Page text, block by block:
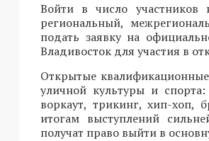
Войти в число
региональный,
подать заявку на
Владивосток для участия в
Открытые
уличной культуры и
воркаут, трикинг, хип-хоп,
итогам выступлений
получат право выйти в